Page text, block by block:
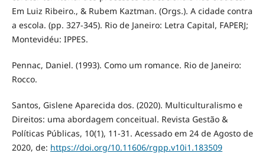
Em Luiz Ribeiro., & Rubem Kaztman. (Orgs.). A cidade contra
a escola. (pp. 327-345). Rio de Janeiro: Letra Capital, FAPERJ;
Montevidéu: IPPES.
Pennac, Daniel. (1993). Como um romance. Rio de Janeiro:
Rocco.
Santos, Gislene Aparecida dos. (2020). Multiculturalismo e
Direitos: uma abordagem conceitual. Revista Gestão &
Políticas Públicas, 10(1), 11-31. Acessado em 24 de Agosto de
2020, de: https://doi.org/10.11606/rgpp.v10i1.183509